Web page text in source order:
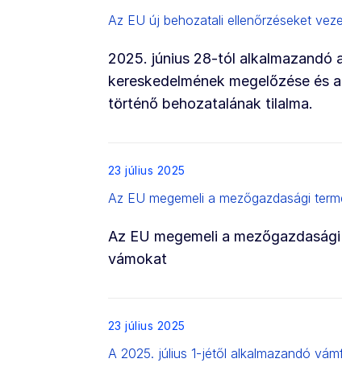
Az EU új behozatali ellenőrzéseket
2025. június 28-tól alkalmazandó
kereskedelmének megelőzése és
történő behozatalának tilalma.
List item
23 július 2025
Az EU megemeli a mezőgazdasági
Az EU megemeli a
vámokat
List item
23 július 2025
A 2025. július 1-jétől alkalmazandó